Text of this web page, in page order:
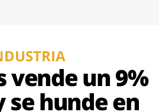
vende un 9%
se hunde en